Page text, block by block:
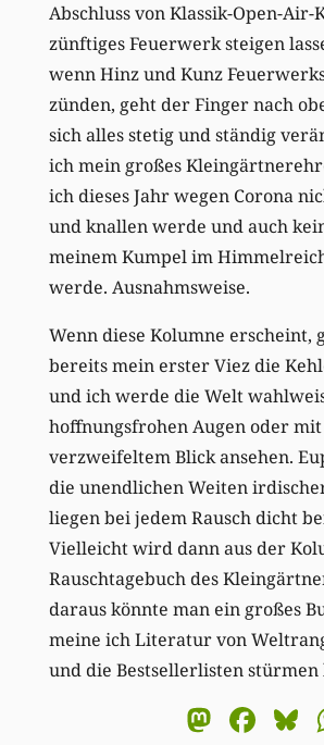
Abschluss von Klassik-Open-
zünftiges Feuerwerk steigen
wenn Hinz und Kunz
zünden, geht der Finger nach
sich alles stetig und ständig
ich mein großes
ich dieses Jahr wegen Corona
und knallen werde und auch
meinem Kumpel im
werde. Ausnahmsweise.
Wenn diese Kolumne erscheint,
bereits mein erster Viez die
und ich werde die Welt
hoffnungsfrohen Augen oder mit
verzweifeltem Blick ansehen.
die unendlichen Weiten
liegen bei jedem Rausch dicht
Vielleicht wird dann aus der
Rauschtagebuch des
daraus könnte man ein großes
meine ich Literatur von
und die Bestsellerlisten stürmen